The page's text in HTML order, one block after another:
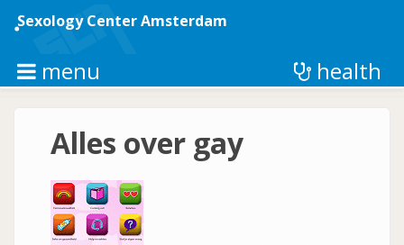
main
Sexology Center Amsterdam
menu health
Alles over gay